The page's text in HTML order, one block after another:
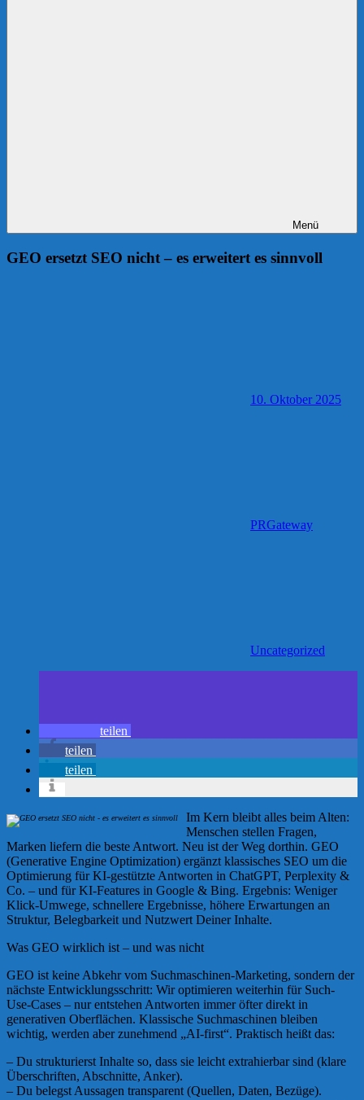
Menü
GEO ersetzt SEO nicht – es erweitert es sinnvoll
10. Oktober 2025
PRGateway
Uncategorized
teilen
teilen
teilen
Im Kern bleibt alles beim Alten:
Menschen stellen Fragen,
Marken liefern die beste Antwort. Neu ist der Weg dorthin. GEO
(Generative Engine Optimization) ergänzt klassisches SEO um die
Optimierung für KI-gestützte Antworten in ChatGPT, Perplexity &
Co. – und für KI-Features in Google & Bing. Ergebnis: Weniger
Klick-Umwege, schnellere Ergebnisse, höhere Erwartungen an
Struktur, Belegbarkeit und Nutzwert Deiner Inhalte.
Was GEO wirklich ist – und was nicht
GEO ist keine Abkehr vom Suchmaschinen-Marketing, sondern der
nächste Entwicklungsschritt: Wir optimieren weiterhin für Such-
Use-Cases – nur entstehen Antworten immer öfter direkt in
generativen Oberflächen. Klassische Suchmaschinen bleiben
wichtig, werden aber zunehmend „AI-first“. Praktisch heißt das:
– Du strukturierst Inhalte so, dass sie leicht extrahierbar sind (klare
Überschriften, Abschnitte, Anker).
– Du belegst Aussagen transparent (Quellen, Daten, Bezüge).